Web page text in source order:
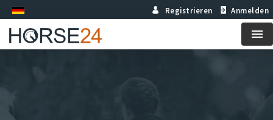
Registrieren Anmelden